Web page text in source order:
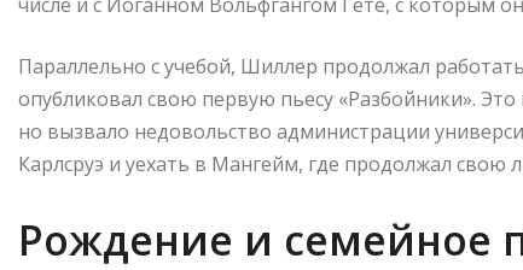
Параллельно с учебой, Шиллер продолжал
опубликовал свою первую пьесу «Разбойники».
но вызвало недовольство администрации
Карлсруэ и уехать в Мангейм, где продолжал свою
Рождение и семейное